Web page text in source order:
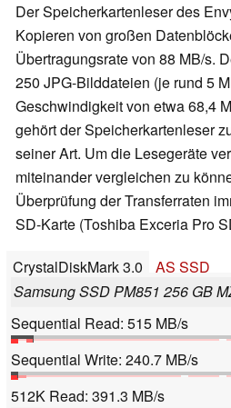
Der Speicherkartenleser des
Kopieren von großen
Übertragungsrate von 88 MB/s.
250 JPG-Bilddateien (je rund 5
Geschwindigkeit von etwa 68,4
gehört der Speicherkartenleser
seiner Art. Um die Lesegeräte
miteinander vergleichen zu
Überprüfung der Transferraten
SD-Karte (Toshiba Exceria Pro
CrystalDiskMark 3.0
AS SSD
Samsung SSD PM851 256 GB
Sequential Read: 515 MB/s
Sequential Write: 240.7 MB/s
512K Read: 391.3 MB/s